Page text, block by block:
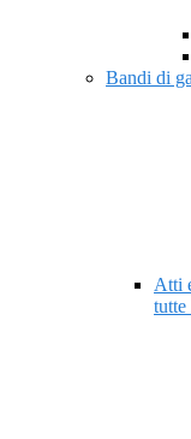
Bandi di
Atti
tutte